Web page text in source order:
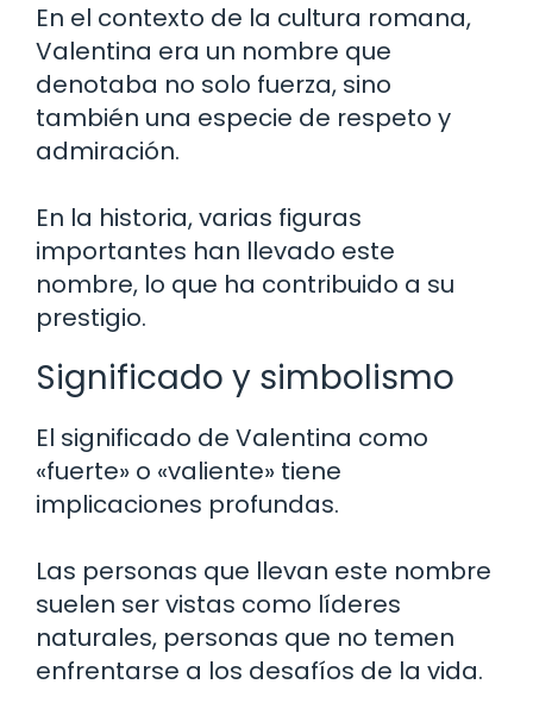
En el contexto de la cultura romana,
Valentina era un nombre que
denotaba no solo fuerza, sino
también una especie de respeto y
admiración.
En la historia, varias figuras
importantes han llevado este
nombre, lo que ha contribuido a su
prestigio.
Significado y simbolismo
El significado de Valentina como
«fuerte» o «valiente» tiene
implicaciones profundas.
Las personas que llevan este nombre
suelen ser vistas como líderes
naturales, personas que no temen
enfrentarse a los desafíos de la vida.